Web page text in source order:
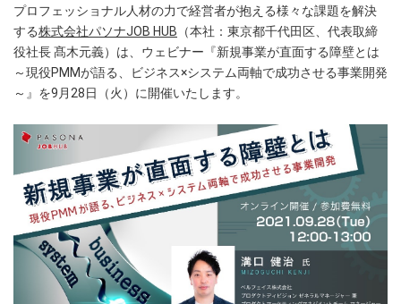
プロフェッショナル人材の力で経営者が抱える様々な課題を解決
する株式会社パソナJOB HUB （本社：東京都千代田区、代表取締
役社長 髙木元義）は、ウェビナー『新規事業が直面する障壁とは
～現役PMMが語る、ビジネス×システム両軸で成功させる事業開発
～』を9月28日（火）に開催いたします。